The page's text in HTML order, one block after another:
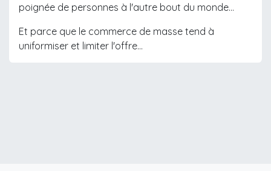
poignée de personnes à l'autre bout du monde...
Et parce que le commerce de masse tend à
uniformiser et limiter l'offre...